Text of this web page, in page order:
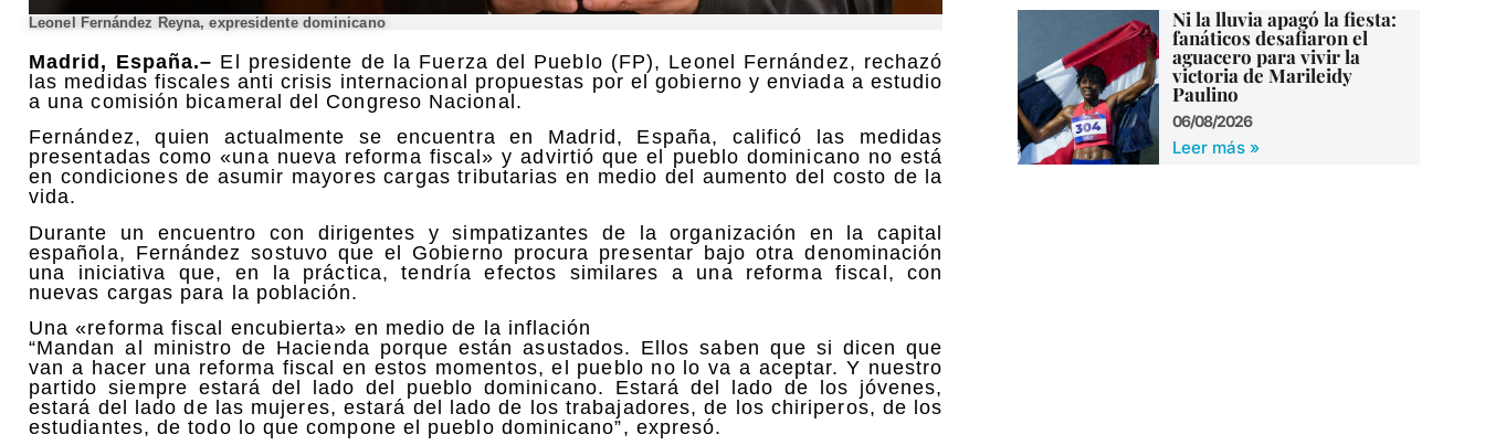
Leonel Fernández Reyna, expresidente dominicano
Madrid, España.– El presidente de la Fuerza del Pueblo (FP), Leonel Fernández, rechazó
las medidas fiscales anti crisis internacional propuestas por el gobierno y enviada a estudio
a una comisión bicameral del Congreso Nacional.
Fernández, quien actualmente se encuentra en Madrid, España, calificó las medidas
presentadas como «una nueva reforma fiscal» y advirtió que el pueblo dominicano no está
en condiciones de asumir mayores cargas tributarias en medio del aumento del costo de la
vida.
Durante un encuentro con dirigentes y simpatizantes de la organización en la capital
española, Fernández sostuvo que el Gobierno procura presentar bajo otra denominación
una iniciativa que, en la práctica, tendría efectos similares a una reforma fiscal, con
nuevas cargas para la población.
Una «reforma fiscal encubierta» en medio de la inflación
“Mandan al ministro de Hacienda porque están asustados. Ellos saben que si dicen que
van a hacer una reforma fiscal en estos momentos, el pueblo no lo va a aceptar. Y nuestro
partido siempre estará del lado del pueblo dominicano. Estará del lado de los jóvenes,
estará del lado de las mujeres, estará del lado de los trabajadores, de los chiriperos, de los
estudiantes, de todo lo que compone el pueblo dominicano”, expresó.
Ni la lluvia apagó la fiesta:
fanáticos desafiaron el
aguacero para vivir la
victoria de Marileidy
Paulino
06/08/2026
Leer más »